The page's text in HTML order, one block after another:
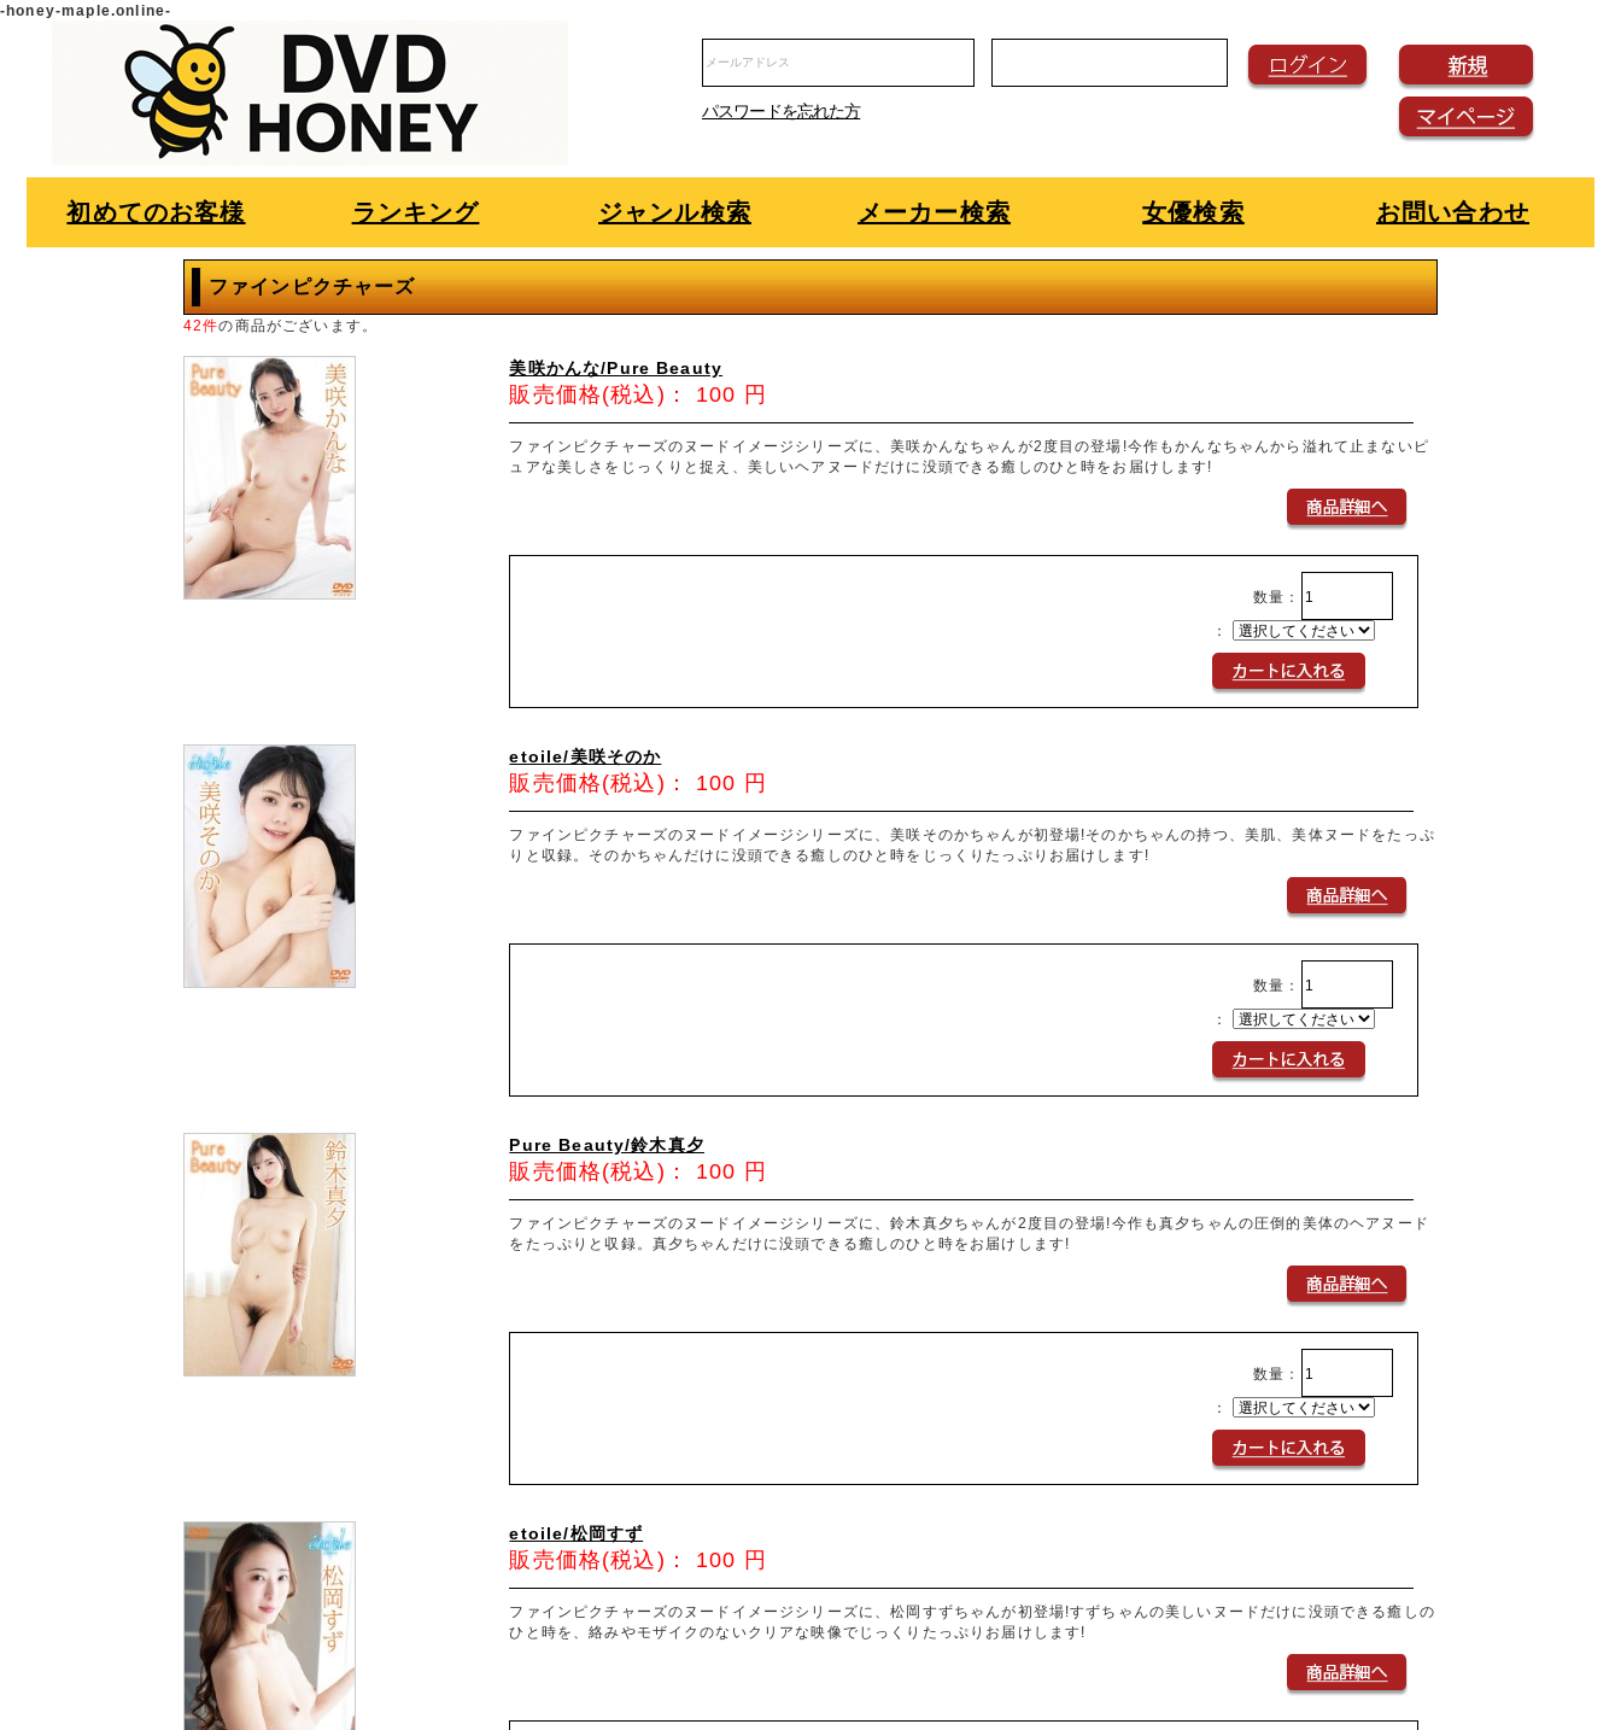
-honey-maple.online-
パスワードを忘れた方
初めてのお客様 ランキング ジャンル検索 メーカー検索 女優検索 お問い合わせ
ファインピクチャーズ
42件の商品がございます。
美咲かんな/Pure Beauty
販売価格(税込)： 100 円
ファインピクチャーズのヌードイメージシリーズに、美咲かんなちゃんが2度目の登場!今作もかんなちゃんから溢れて止まないピ
ュアな美しさをじっくりと捉え、美しいヘアヌードだけに没頭できる癒しのひと時をお届けします!
数量：
：
etoile/美咲そのか
販売価格(税込)： 100 円
ファインピクチャーズのヌードイメージシリーズに、美咲そのかちゃんが初登場!そのかちゃんの持つ、美肌、美体ヌードをたっぷ
りと収録。そのかちゃんだけに没頭できる癒しのひと時をじっくりたっぷりお届けします!
数量：
：
Pure Beauty/鈴木真夕
販売価格(税込)： 100 円
ファインピクチャーズのヌードイメージシリーズに、鈴木真夕ちゃんが2度目の登場!今作も真夕ちゃんの圧倒的美体のヘアヌード
をたっぷりと収録。真夕ちゃんだけに没頭できる癒しのひと時をお届けします!
数量：
：
etoile/松岡すず
販売価格(税込)： 100 円
ファインピクチャーズのヌードイメージシリーズに、松岡すずちゃんが初登場!すずちゃんの美しいヌードだけに没頭できる癒しの
ひと時を、絡みやモザイクのないクリアな映像でじっくりたっぷりお届けします!